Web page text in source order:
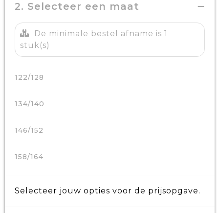
2. Selecteer een maat
De minimale bestel afname is 1
stuk(s)
122/128
134/140
146/152
158/164
Selecteer jouw opties voor de prijsopgave.